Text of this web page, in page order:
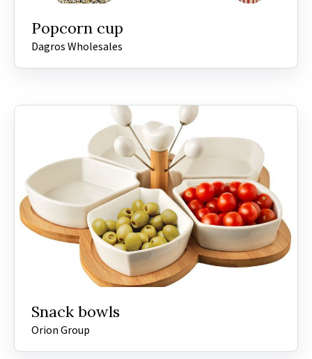
Popcorn cup
Dagros Wholesales
Snack bowls
Orion Group